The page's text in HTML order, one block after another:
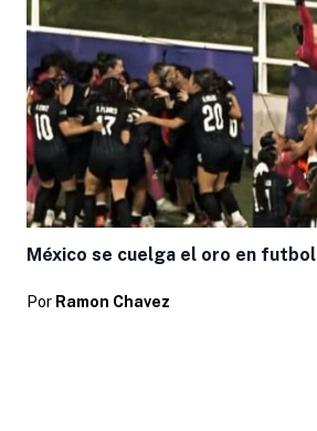
México se cuelga el oro en futbol
Por Ramon Chavez